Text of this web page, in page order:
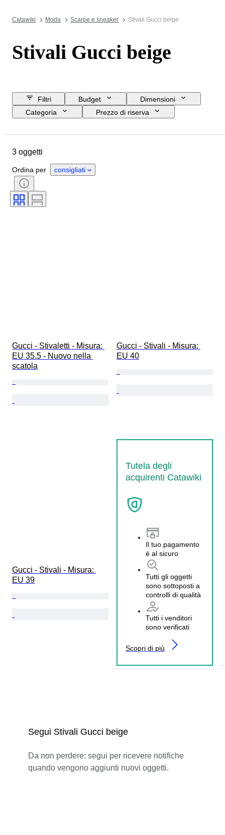
Catawiki Moda Scarpe e sneaker Stivali Gucci beige
Stivali Gucci beige
Filtri Budget
Dimensioni
Categoria
Prezzo di riserva
Paese d’origine
Condizioni
Accessori inclusi
Misura di scarpe
3 oggetti
Ordina per consigliati
Gucci - Stivaletti - Misura:
EU 35.5 - Nuovo nella
scatola
Gucci - Stivali - Misura:
EU 40
Gucci - Stivali - Misura:
EU 39
Tutela degli
acquirenti Catawiki
Il tuo pagamento
è al sicuro
Tutti gli oggetti
sono sottoposti a
controlli di qualità
Tutti i venditori
sono verificati
Scopri di più
Segui Stivali Gucci beige
Da non perdere: segui per ricevere notifiche
quando vengono aggiunti nuovi oggetti.